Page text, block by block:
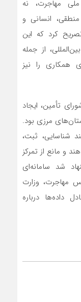
مهاجرت، نه
انسانی و
کرد که این
از جمله
همکاری را نیز
تأمین، ایجاد
مرزی بود.
شناسایی، ثبت،
و مانع از تمرکز
شد سامانه‌ای
مهاجرت، وزارت
داده‌ها درباره